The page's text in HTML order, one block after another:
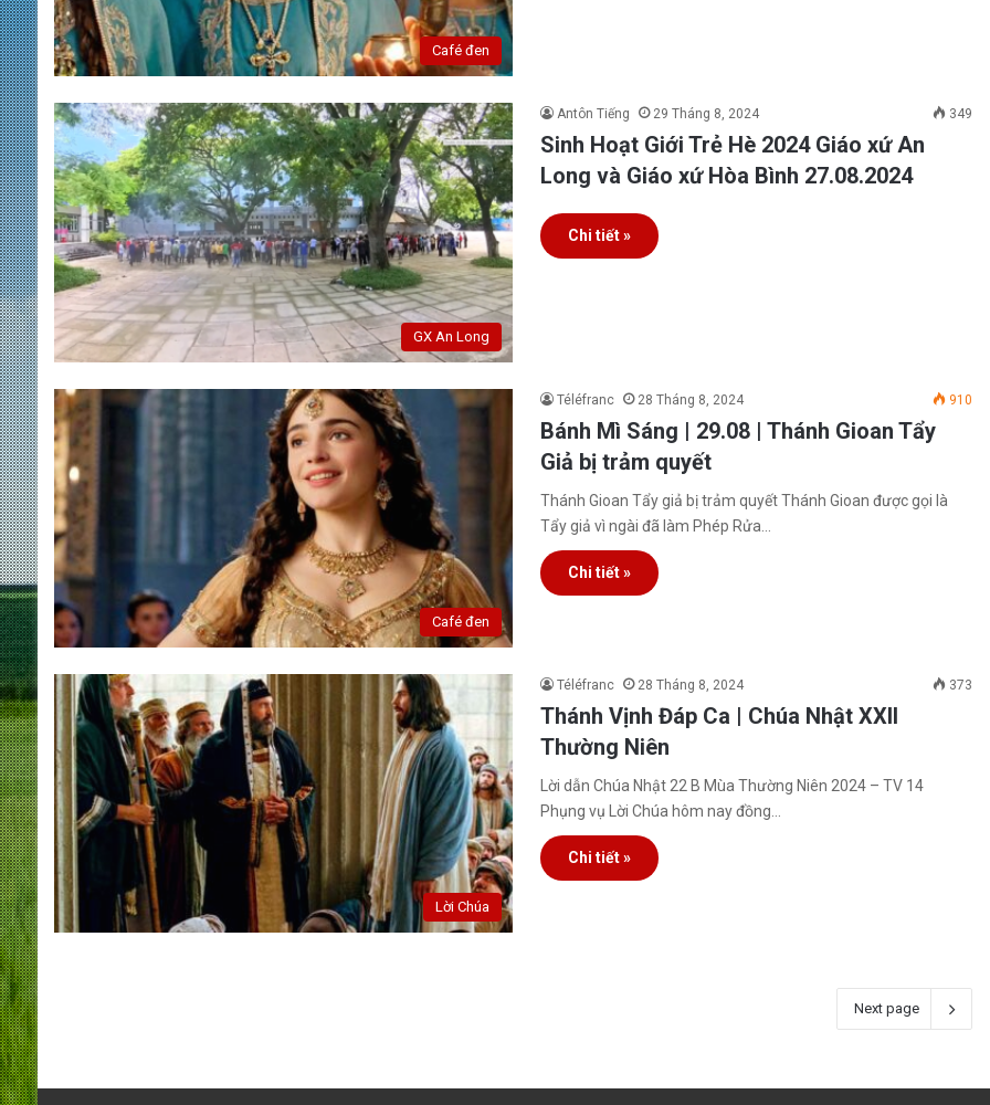
Café đen
GX An Long
Antôn Tiếng 29 Tháng 8, 2024 349
Sinh Hoạt Giới Trẻ Hè 2024 Giáo xứ An
Long và Giáo xứ Hòa Bình 27.08.2024
Chi tiết »
Café đen
Téléfranc 28 Tháng 8, 2024 910
Bánh Mì Sáng | 29.08 | Thánh Gioan Tẩy
Giả bị trảm quyết
Thánh Gioan Tẩy giả bị trảm quyết Thánh Gioan được gọi là
Tẩy giả vì ngài đã làm Phép Rửa…
Chi tiết »
Lời Chúa
Téléfranc 28 Tháng 8, 2024 373
Thánh Vịnh Đáp Ca | Chúa Nhật XXII
Thường Niên
Lời dẫn Chúa Nhật 22 B Mùa Thường Niên 2024 – TV 14
Phụng vụ Lời Chúa hôm nay đồng…
Chi tiết »
Next page